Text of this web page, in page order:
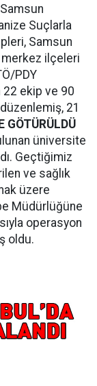
Samsun
Suçlarla
Samsun
merkez ilçeleri
PDY
22 ekip ve 90
21
GÖTÜRÜLDÜ
üniversite
Geçtiğimiz
ve sağlık
üzere
Müdürlüğüne
operasyon
oldu.